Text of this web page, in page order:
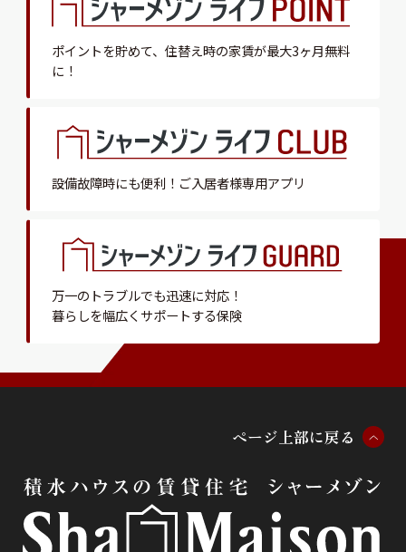
ポイントを貯めて、 住替え時の家賃が最大3ヶ月無料
に！
設備故障時にも便利！ ご入居者様専用アプリ
万一のトラブルでも迅速に対応！
暮らしを幅広くサポートする保険
ページ 上部に戻る